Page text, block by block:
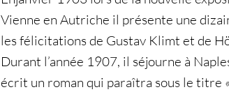
Vienne en Autriche il présente une
les félicitations de Gustav Klimt et de
Durant l’année 1907, il séjourne à
écrit un roman qui paraîtra sous le titre